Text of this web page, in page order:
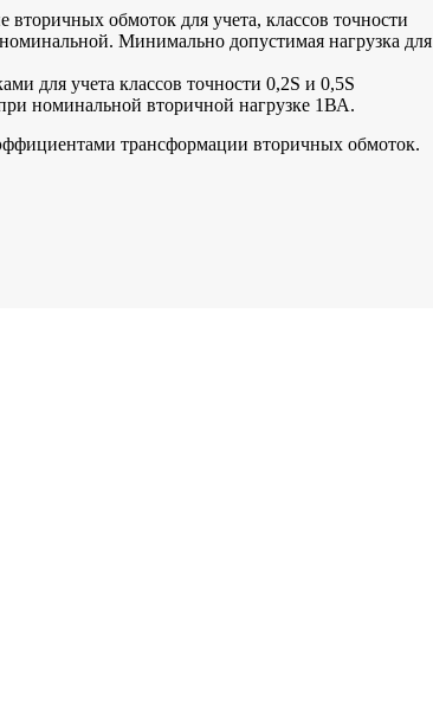
обмоток для учета, классов точности
Минимально допустимая нагрузка для
для учета классов точности 0,2S и 0,5S
номинальной вторичной нагрузке 1ВА.
трансформации вторичных обмоток.